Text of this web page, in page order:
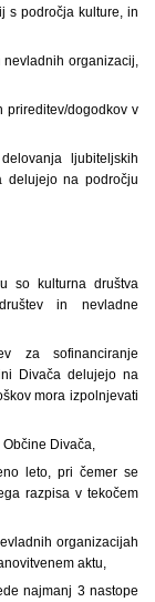
s področja kulture, in
nevladnih organizacij,
prireditev/dogodkov v
ljubiteljskih
delujejo na področju
so kulturna društva
in nevladne
za sofinanciranje
Divača delujejo na
mora izpolnjevati
Divača,
leto, pri čemer se
razpisa v tekočem
organizacijah
aktu,
najmanj 3 nastope